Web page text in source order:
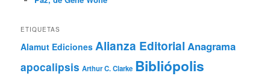
ETIQUETAS
Alamut Ediciones Alianza Editorial Anagrama
apocalipsis Arthur C. Clarke Bibliópolis